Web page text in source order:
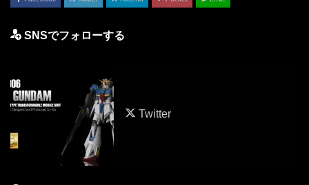
SNSでフォローする
Twitter